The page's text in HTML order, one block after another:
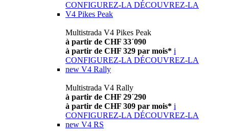
CONFIGUREZ-LA DÉCOUVREZ-LA
V4 Pikes Peak
Multistrada V4 Pikes Peak
à partir de CHF 33´090
à partir de CHF 329 par mois* i
CONFIGUREZ-LA DÉCOUVREZ-LA
new V4 Rally
Multistrada V4 Rally
à partir de CHF 29´290
à partir de CHF 309 par mois* i
CONFIGUREZ-LA DÉCOUVREZ-LA
new V4 RS